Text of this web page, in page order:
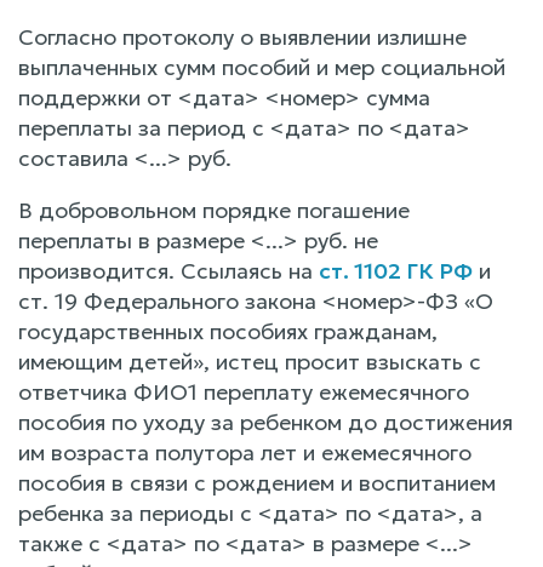
Согласно протоколу о выявлении излишне
выплаченных сумм пособий и мер социальной
поддержки от <дата> <номер> сумма
переплаты за период с <дата> по <дата>
составила <...> руб.
В добровольном порядке погашение
переплаты в размере <...> руб. не
производится. Ссылаясь на ст. 1102 ГК РФ и
ст. 19 Федерального закона <номер>-ФЗ «О
государственных пособиях гражданам,
имеющим детей», истец просит взыскать с
ответчика ФИО1 переплату ежемесячного
пособия по уходу за ребенком до достижения
им возраста полутора лет и ежемесячного
пособия в связи с рождением и воспитанием
ребенка за периоды с <дата> по <дата>, а
также с <дата> по <дата> в размере <...>